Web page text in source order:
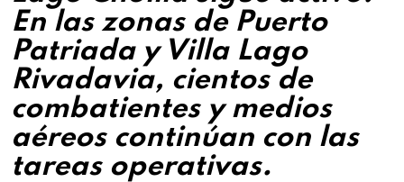
En las zonas de Puerto
Patriada y Villa Lago
Rivadavia, cientos de
combatientes y medios
aéreos continúan con las
tareas operativas.